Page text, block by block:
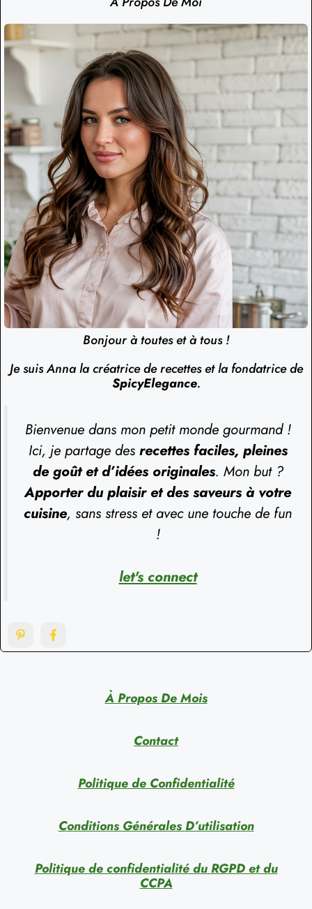
Bonjour à toutes et à tous !
Je suis Anna la créatrice de recettes et la fondatrice de
SpicyElegance.
Bienvenue dans mon petit monde gourmand !
Ici, je partage des recettes faciles, pleines
de goût et d’idées originales. Mon but ?
Apporter du plaisir et des saveurs à votre
cuisine, sans stress et avec une touche de fun
!
let's connect
À Propos De Mois
Contact
Politique de Confidentialité
Conditions Générales D’utilisation
Politique de confidentialité du RGPD et du
CCPA